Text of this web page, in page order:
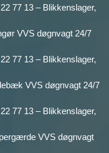
77 13 – Blikkenslager,
VVS døgnvagt 24/7
77 13 – Blikkenslager,
VVS døgnvagt 24/7
77 13 – Blikkenslager,
VVS døgnvagt